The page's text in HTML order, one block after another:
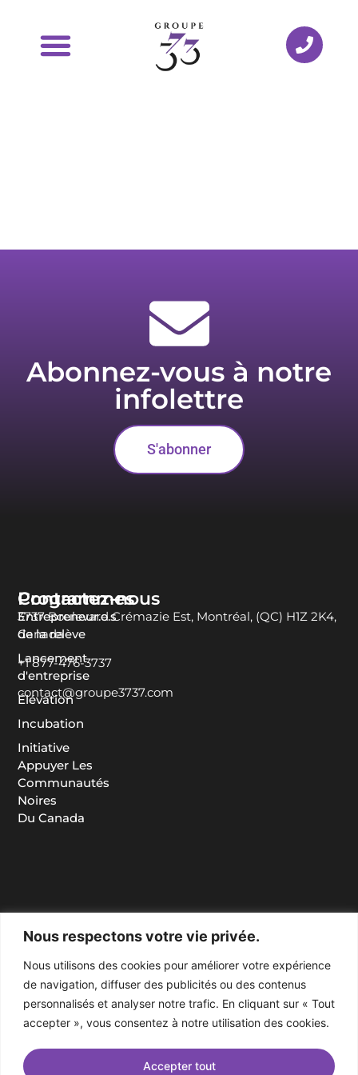
Nous respectons votre vie privée.
Nous utilisons des cookies pour améliorer votre expérience
de navigation, diffuser des publicités ou des contenus
personnalisés et analyser notre trafic. En cliquant sur « Tout
accepter », vous consentez à notre utilisation des cookies.
Accepter tout
Abonnez-vous à notre
infolettre
S'abonner
Programmes
Entrepreneur.e.s
de la relève
Lancement
d'entreprise
Élévation
Incubation
Initiative
Appuyer Les
Communautés
Noires
Du Canada
Contactez-nous
3737 Boulevard Crémazie Est, Montréal, (QC) H1Z 2K4,
Canada
+1 877-476-3737
contact@groupe3737.com